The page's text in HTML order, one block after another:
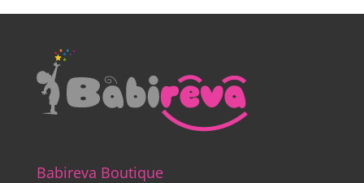
2 avis
Babireva Boutique